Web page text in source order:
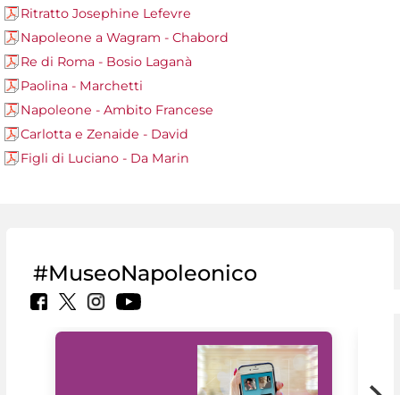
Ritratto Josephine Lefevre
Napoleone a Wagram - Chabord
Re di Roma - Bosio Laganà
Paolina - Marchetti
Napoleone - Ambito Francese
Carlotta e Zenaide - David
Figli di Luciano - Da Marin
#MuseoNapoleonico